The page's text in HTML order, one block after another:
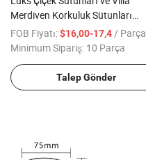
Merdiven Korkuluk Sütunları
Merdiven Cam Korkuluğu
FOB Fiyatı:$16,00-17,4/ Parça
Minimum Sipariş: 10 Parça
Talep Gönder